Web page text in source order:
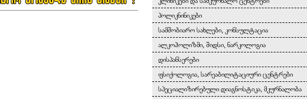
პოლიკნინიკები
სამშობიარო სახლები, კონსულტაცია
ალკოჰოლიზმი, შიდსი, ნარკოლოგია
დისპანსერები
ფსიქოლოგია, სარეაბილიტაციური ცენტრები
სპეციალიზირებული დიაგნოსტიკა, მკურნალობა